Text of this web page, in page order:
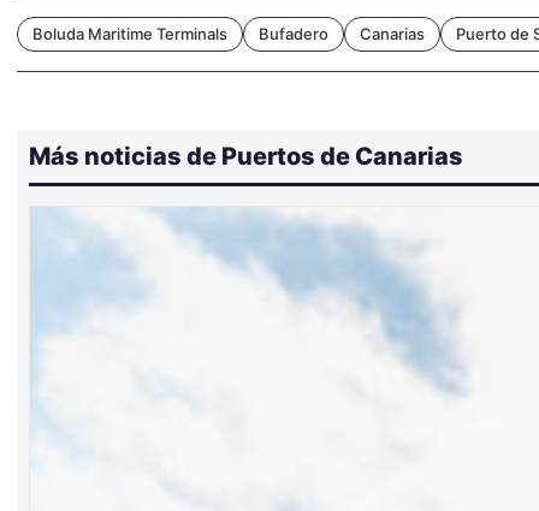
Boluda Maritime Terminals Bufadero Canarias Puerto de
Más noticias de Puertos de Canarias